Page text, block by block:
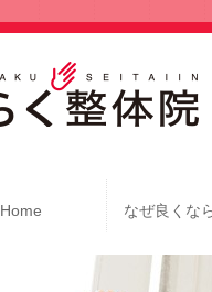
Home なぜ良くな